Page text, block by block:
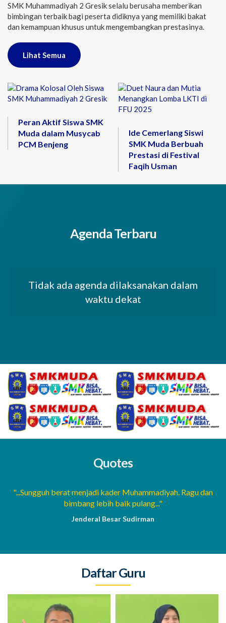
SMK Muhammadiyah 2 Gresik selalu berusaha memberikan
bimbingan terbaik bagi peserta didiknya yang memiliki bakat
dan kemampuan khusus untuk mengembangkan prestasinya.
Lihat Semua
Peran Aktif Siswa SMK
Muda dalam Musycab
PCM Benjeng
Ide Cemerlang Siswi
SMK Muda Berbuah
Prestasi di Festival
Faqih Usman
Agenda Terbaru
Tidak ada agenda dilaksanakan dalam
waktu dekat
Quotes
"...Sungguh berat menjadi kader Muhammadiyah. Ragu dan
bimbang lebih baik pulang..."
Jenderal Besar Sudirman
Daftar Guru